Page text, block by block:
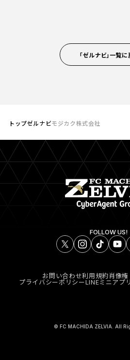
「ゼルナビ」一覧に
トップゼルナビモジカク株式会社
FOLLOW US!
お問い合わせ利用規約肖像
プライバシーポリシーLINEミニアプ
© FC MACHIDA ZELVIA. All